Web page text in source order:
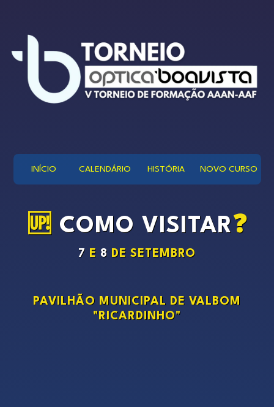
INÍCIO CALENDÁRIO HISTÓRIA NOVO CURSO
🆙 COMO VISITAR❓
7 E 8 DE SETEMBRO
PAVILHÃO MUNICIPAL DE VALBOM
"RICARDINHO"